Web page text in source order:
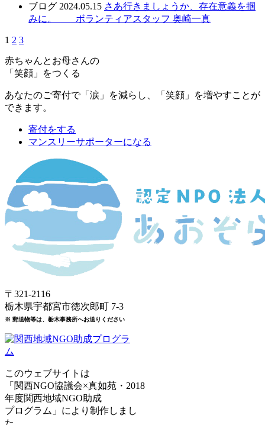
ブログ 2024.05.15 さあ行きましょうか、存在意義を掴
みに。 ボランティアスタッフ 奥崎一真
1 2 3
赤ちゃんとお母さんの
「笑顔」をつくる
あなたのご寄付で「涙」を減らし、「笑顔」を増やすことが
できます。
寄付をする
マンスリーサポーターになる
〒321-2116
栃木県宇都宮市徳次郎町 7-3
※ 郵送物等は、栃木事務所へお送りください
このウェブサイトは
「関西NGO協議会×真如苑・2018
年度関西地域NGO助成
プログラム」により制作しまし
た。